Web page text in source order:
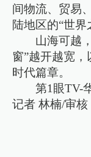
间物流、贸易
陆地区的“世界
山海可越
窗”越开越宽
时代篇章。
第1眼TV-
记者 林楠/审核